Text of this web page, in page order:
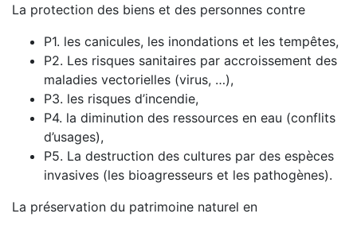
La protection des biens et des personnes contre
P1. les canicules, les inondations et les tempêtes,
P2. Les risques sanitaires par accroissement des
maladies vectorielles (virus, …),
P3. les risques d’incendie,
P4. la diminution des ressources en eau (conflits
d’usages),
P5. La destruction des cultures par des espèces
invasives (les bioagresseurs et les pathogènes).
La préservation du patrimoine naturel en